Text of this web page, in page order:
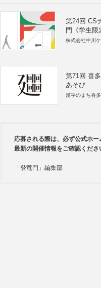
第24回 CS
門《学生限
株式会社中川
第71回 喜
あそび
漢字のまち喜
応募される際は、必ず公式ホー
最新の開催情報をご確認くださ
「登竜門」編集部